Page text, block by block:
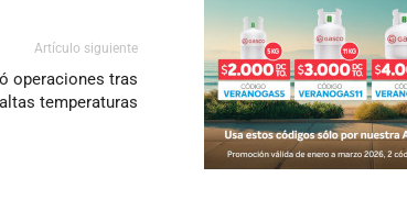
Artículo siguiente
operaciones tras
temperaturas